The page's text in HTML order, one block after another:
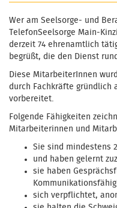
Wer am Seelsorge- und
TelefonSeelsorge Main-
derzeit 74 ehrenamtlich
begrüßt, die den Dienst
Diese MitarbeiterInnen
durch Fachkräfte gründlich
vorbereitet.
Folgende Fähigkeiten
Mitarbeiterinnen und
Sie sind mindestens
und haben gelernt
sie haben
sich verpflichtet,